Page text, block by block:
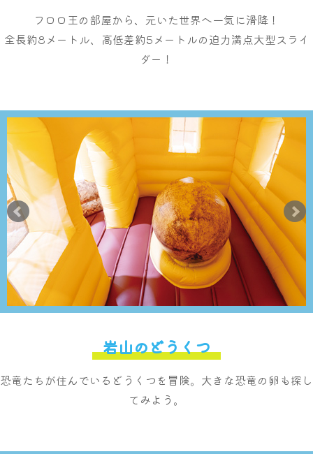
フロロ王の部屋から、元いた世界へ一気に滑降！
全長約8メートル、高低差約5メートルの迫力満点大型スライ
ダー！
岩山のどうくつ
恐竜たちが住んでいるどうくつを冒険。大きな恐竜の卵も探し
てみよう。